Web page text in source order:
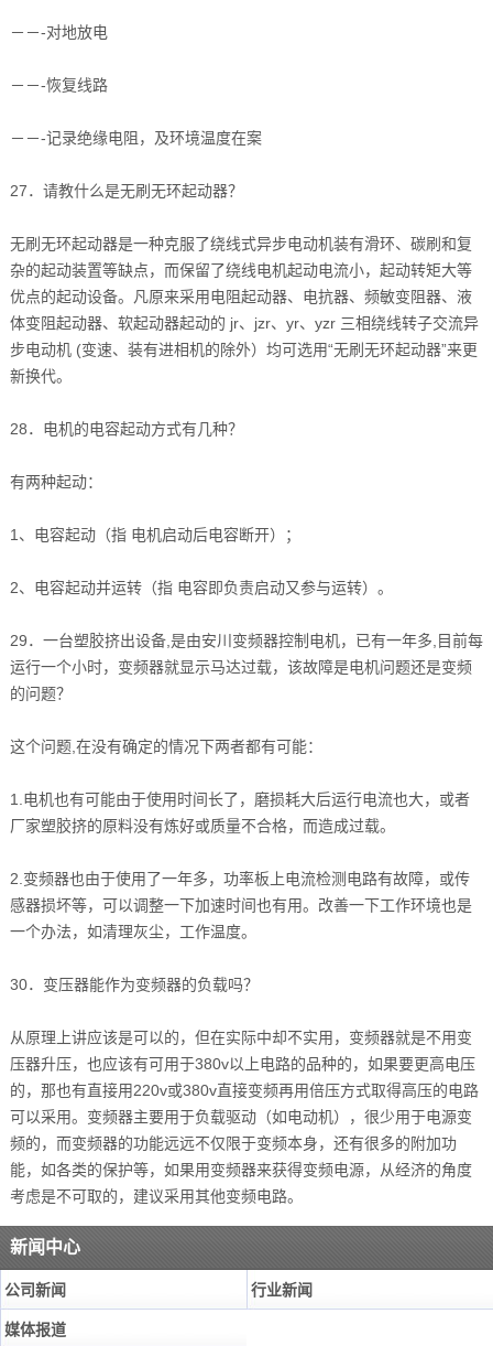
－－-对地放电
－－-恢复线路
－－-记录绝缘电阻，及环境温度在案
27．请教什么是无刷无环起动器？
无刷无环起动器是一种克服了绕线式异步电动机装有滑环、碳刷和复
杂的起动装置等缺点，而保留了绕线电机起动电流小，起动转矩大等
优点的起动设备。凡原来采用电阻起动器、电抗器、频敏变阻器、液
体变阻起动器、软起动器起动的 jr、jzr、yr、yzr 三相绕线转子交流异
步电动机 (变速、装有进相机的除外）均可选用“无刷无环起动器”来更
新换代。
28．电机的电容起动方式有几种？
有两种起动：
1、电容起动（指 电机启动后电容断开）；
2、电容起动并运转（指 电容即负责启动又参与运转）。
29．一台塑胶挤出设备,是由安川变频器控制电机，已有一年多,目前每
运行一个小时，变频器就显示马达过载，该故障是电机问题还是变频
的问题？
这个问题,在没有确定的情况下两者都有可能：
1.电机也有可能由于使用时间长了，磨损耗大后运行电流也大，或者
厂家塑胶挤的原料没有炼好或质量不合格，而造成过载。
2.变频器也由于使用了一年多，功率板上电流检测电路有故障，或传
感器损坏等，可以调整一下加速时间也有用。改善一下工作环境也是
一个办法，如清理灰尘，工作温度。
30．变压器能作为变频器的负载吗？
从原理上讲应该是可以的，但在实际中却不实用，变频器就是不用变
压器升压，也应该有可用于380v以上电路的品种的，如果要更高电压
的，那也有直接用220v或380v直接变频再用倍压方式取得高压的电路
可以采用。变频器主要用于负载驱动（如电动机），很少用于电源变
频的，而变频器的功能远远不仅限于变频本身，还有很多的附加功
能，如各类的保护等，如果用变频器来获得变频电源，从经济的角度
考虑是不可取的，建议采用其他变频电路。
新闻中心
公司新闻 行业新闻
媒体报道